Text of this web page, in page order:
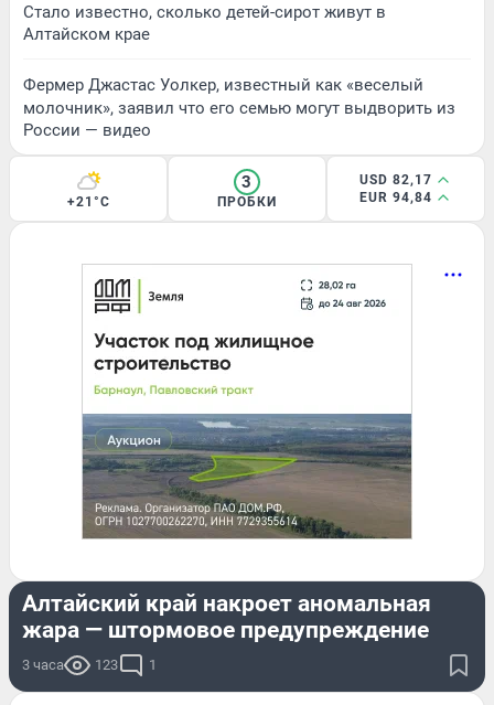
Стало известно, сколько детей-сирот живут в
Алтайском крае
Фермер Джастас Уолкер, известный как «веселый
молочник», заявил что его семью могут выдворить из
России — видео
+21°C
3
ПРОБКИ
USD 82,17
EUR 94,84
Алтайский край накроет аномальная
жара — штормовое предупреждение
3 часа 123 1